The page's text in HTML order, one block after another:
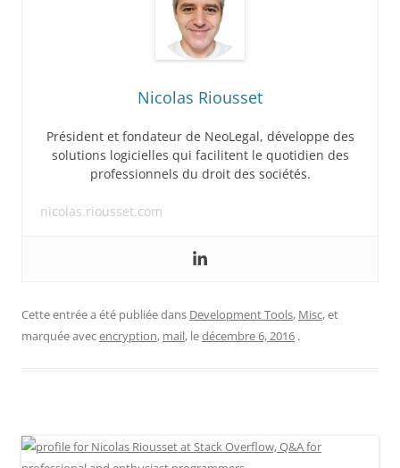
Nicolas Riousset
Président et fondateur de NeoLegal, développe des
solutions logicielles qui facilitent le quotidien des
professionnels du droit des sociétés.
nicolas.riousset.com
Cette entrée a été publiée dans Development Tools, Misc, et
marquée avecencryption, mail, ledécembre 6, 2016 .